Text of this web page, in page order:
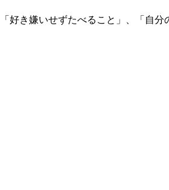
き嫌いせずたべること」、「自